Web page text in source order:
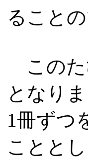
ること
このた
となり
1冊ずつ
ことと